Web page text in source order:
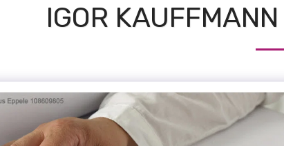
IGOR